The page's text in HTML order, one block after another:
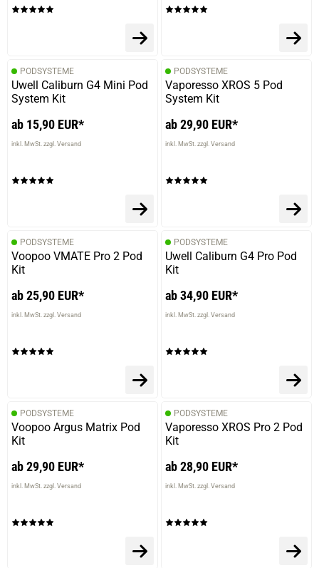
PODSYSTEME
Uwell Caliburn G4 Mini Pod
System Kit
ab 15,90 EUR*
inkl. MwSt. zzgl. Versand
PODSYSTEME
Vaporesso XROS 5 Pod
System Kit
ab 29,90 EUR*
inkl. MwSt. zzgl. Versand
PODSYSTEME
Voopoo VMATE Pro 2 Pod
Kit
ab 25,90 EUR*
inkl. MwSt. zzgl. Versand
PODSYSTEME
Uwell Caliburn G4 Pro Pod
Kit
ab 34,90 EUR*
inkl. MwSt. zzgl. Versand
PODSYSTEME
Voopoo Argus Matrix Pod
Kit
ab 29,90 EUR*
inkl. MwSt. zzgl. Versand
PODSYSTEME
Vaporesso XROS Pro 2 Pod
Kit
ab 28,90 EUR*
inkl. MwSt. zzgl. Versand